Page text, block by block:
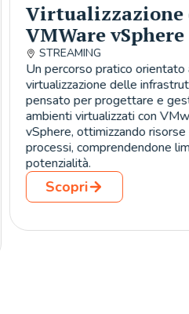
Proxmox VE
STREAMING
Corso pratico su
creare e gestire
configurando macchine
container, rete e
tecnici IT che vogliono
subito applicabili.
Scopri